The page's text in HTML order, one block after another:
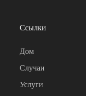
Ссылки
Дом
Случаи
Услуги